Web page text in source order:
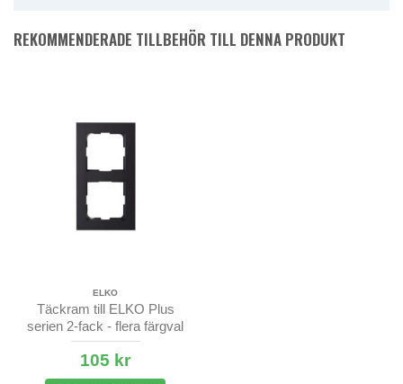
REKOMMENDERADE TILLBEHÖR TILL DENNA PRODUKT
ELKO
Täckram till ELKO Plus
serien 2-fack - flera färgval
105 kr